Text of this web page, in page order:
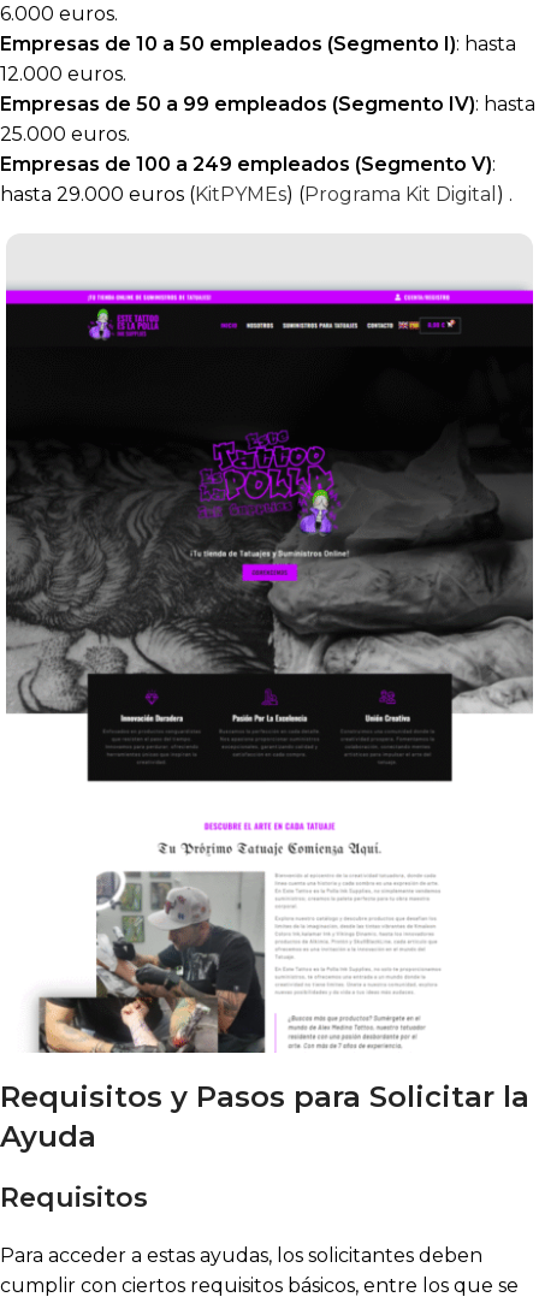
6.000 euros.
Empresas de 10 a 50 empleados (Segmento I): hasta
12.000 euros.
Empresas de 50 a 99 empleados (Segmento IV): hasta
25.000 euros.
Empresas de 100 a 249 empleados (Segmento V):
hasta 29.000 euros (KitPYMEs) (Programa Kit Digital ) .
Requisitos y Pasos para Solicitar la
Ayuda
Requisitos
Para acceder a estas ayudas, los solicitantes deben
cumplir con ciertos requisitos básicos, entre los que se